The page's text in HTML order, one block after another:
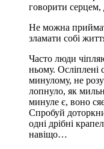
говорити
Не можна
зламати собі
Часто люди
ньому. Осліплені
минулому, не
лопнуло, як
минуле є, воно
Спробуй
одні дрібні
навіщо…